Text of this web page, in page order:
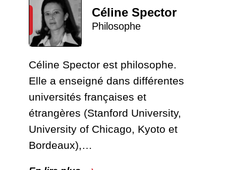
Céline Spector
Philosophe
Céline Spector est philosophe.
Elle a enseigné dans différentes
universités françaises et
étrangères (Stanford University,
University of Chicago, Kyoto et
Bordeaux),…